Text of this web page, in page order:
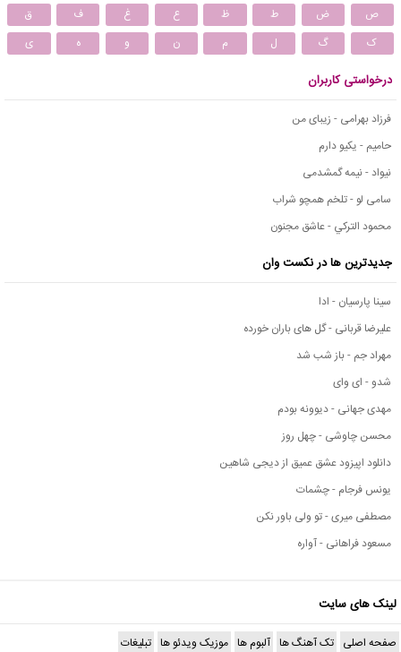
ص
ض ط ظ ع غ ف
ق
ک
گ ل م ن و ه ی
درخواستی کاربران
فرزاد بهرامی - زیبای من
حامیم - یکیو دارم
نیواد - نیمه گمشدمی
سامی لو - تلخم همچو شراب
محمود التركي - عاشق مجنون
جدیدترین ها در نکست وان
سینا پارسیان - ادا
علیرضا قربانی - گل های باران خورده
مهراد جم - باز شب شد
شدو - ای وای
مهدی جهانی - دیوونه بودم
محسن چاوشی - چهل روز
دانلود اپیزود عشق عمیق از دیجی شاهین
یونس فرجام - چشمات
مصطفی میری - تو ولی باور نکن
مسعود فراهانی - آواره
لینک های سایت
صفحه اصلی تک آهنگ ها آلبوم ها موزیک ویدئو ها تبلیغات